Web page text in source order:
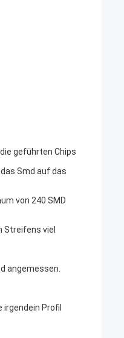
geführten Chips
Smd auf das
von 240 SMD
Streifens viel
angemessen.
Profil